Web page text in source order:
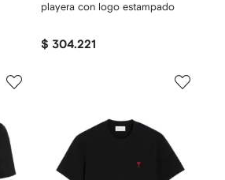
playera con logo estampado
$ 304.221